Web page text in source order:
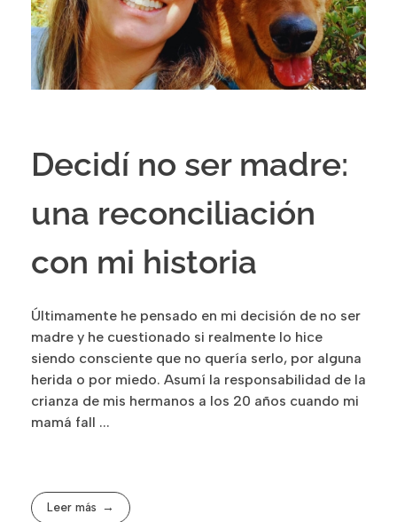
Decidí no ser madre:
una reconciliación
con mi historia
Últimamente he pensado en mi decisión de no ser
madre y he cuestionado si realmente lo hice
siendo consciente que no quería serlo, por alguna
herida o por miedo. Asumí la responsabilidad de la
crianza de mis hermanos a los 20 años cuando mi
mamá fall ...
Leer más